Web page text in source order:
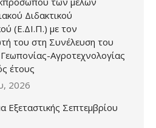
Διδακτικού
(Ε.ΔΙ.Π.) με τον
του στη Συνέλευση του
Αγροτεχνολογίας
έτους
2026
Εξεταστικής Σεπτεμβρίου